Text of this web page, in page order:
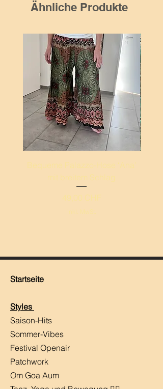
Ähnliche Produkte
Bequeme Palazzo-Hose ‘Ana’
mit breitem Schlag
Preis
49,00 CHF
inkl. MwSt.
Startseite
Styles
Saison-Hits
​Sommer-Vibes
Festival Openair
Patchwork
Om Goa Aum